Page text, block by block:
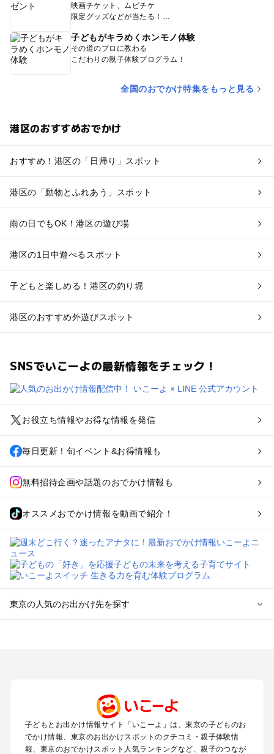
映画チケット、ムビチケ
限定グッズなどが当たる！
子どもがキラめくホンモノ体験
その道のプロに教わる
こだわりの親子体験プログラム！
全国のおでかけ特集をもっと見る
港区のおすすめおでかけ
おすすめ！港区の「日帰り」スポット
港区の「動物とふれあう」スポット
雨の日でもOK！港区の遊び場
港区の1日中遊べるスポット
子どもと楽しめる！港区の釣り堀
港区のおすすめ外遊びスポット
SNSでいこーよの最新情報をチェック！
お役立ち情報やお得な情報を発信
毎日更新！旬イベント&お得情報も
無料招待企画や話題のおでかけ情報も
オススメおでかけ情報を動画で紹介！
東京の人気のお出かけ先を探す
町田・相模原・愛川・上野原のプールお出かけ
渋谷・原宿・恵比寿・中目黒・自由が丘のプールお出かけ
池袋・赤羽・王子・巣鴨・目白・石神井のプールお出かけ
新宿・高田馬場・代々木・千駄ヶ谷のプールお出かけ
子どもとお出かけ情報サイト「いこーよ」は、東京の子どものお
でかけ情報、東京のお出かけスポットのクチコミ・親子体験情
報、東京のおでかけスポット人気ランキングなど、親子のつなが